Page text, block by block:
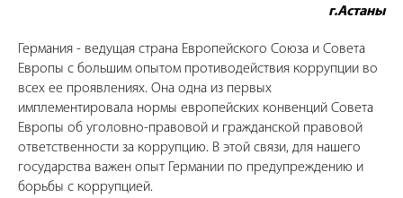
г.Астаны
Германия - ведущая страна Европейского Союза и Совета
Европы с большим опытом противодействия коррупции во
всех ее проявлениях. Она одна из первых
имплементировала нормы европейских конвенций Совета
Европы об уголовно-правовой и гражданской правовой
ответственности за коррупцию. В этой связи, для нашего
государства важен опыт Германии по предупреждению и
борьбы с коррупцией.